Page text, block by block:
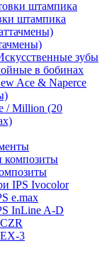
штампика
зубы
в бобинах
Ace & Naperce
/ Million (20
IPS Ivocolor
e.max
InLine A-D
3